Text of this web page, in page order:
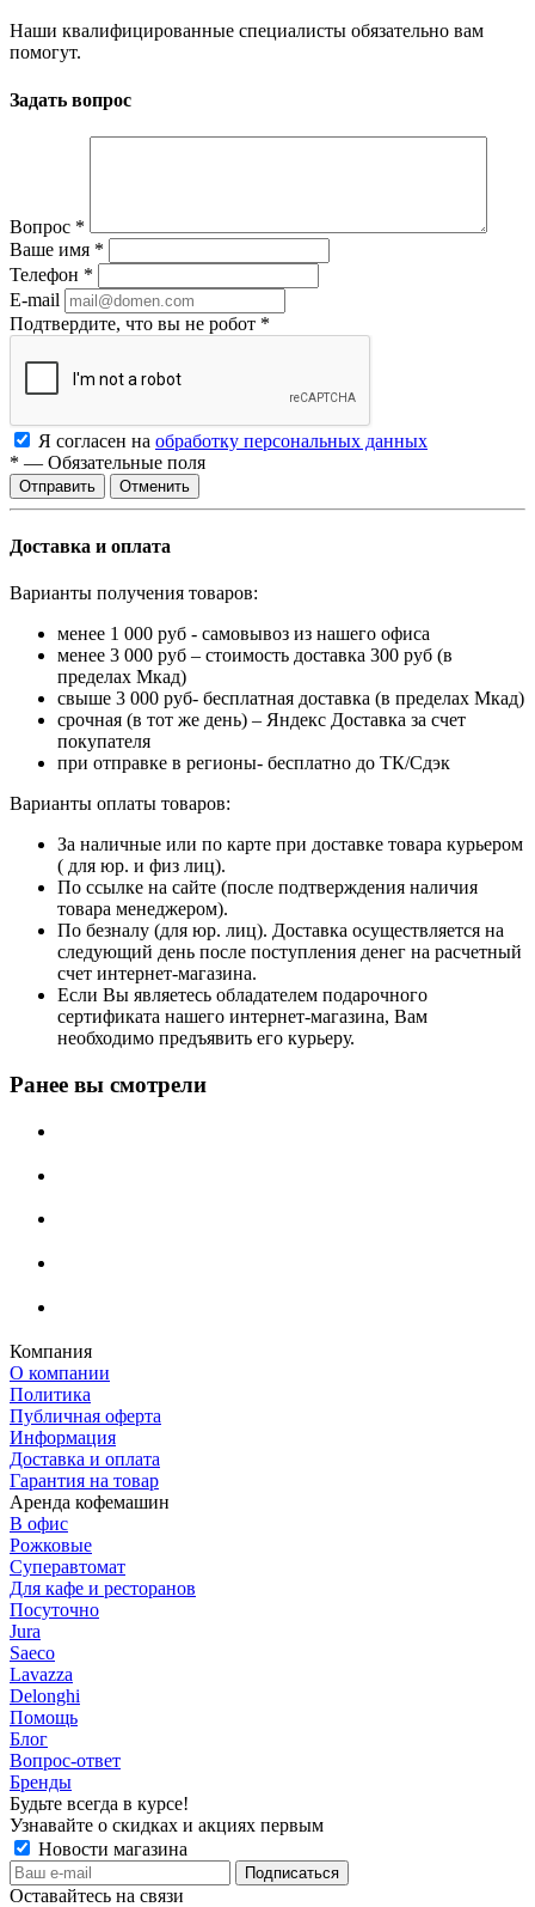
Наши квалифицированные специалисты обязательно вам
помогут.
Задать вопрос
Вопрос *
Ваше имя *
Телефон *
E-mail
Подтвердите, что вы не робот *
Я согласен на обработку персональных данных
* — Обязательные поля
Отменить
Доставка и оплата
Варианты получения товаров:
менее 1 000 руб - самовывоз из нашего офиса
менее 3 000 руб – стоимость доставка 300 руб (в
пределах Мкад)
свыше 3 000 руб- бесплатная доставка (в пределах Мкад)
срочная (в тот же день) – Яндекс Доставка за счет
покупателя
при отправке в регионы- бесплатно до ТК/Сдэк
Варианты оплаты товаров:
За наличные или по карте при доставке товара курьером
( для юр. и физ лиц).
По ссылке на сайте (после подтверждения наличия
товара менеджером).
По безналу (для юр. лиц). Доставка осуществляется на
следующий день после поступления денег на расчетный
счет интернет-магазина.
Если Вы являетесь обладателем подарочного
сертификата нашего интернет-магазина, Вам
необходимо предъявить его курьеру.
Ранее вы смотрели
Компания
О компании
Политика
Публичная оферта
Информация
Доставка и оплата
Гарантия на товар
Аренда кофемашин
В офис
Рожковые
Суперавтомат
Для кафе и ресторанов
Посуточно
Jura
Saeco
Lavazza
Delonghi
Помощь
Блог
Вопрос-ответ
Бренды
Будьте всегда в курсе!
Узнавайте о скидках и акциях первым
Новости магазина
Оставайтесь на связи